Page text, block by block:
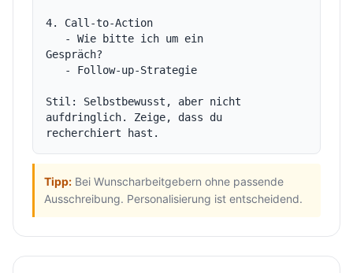
4. Call-to-Action
Gespräch?
Stil: Selbstbewusst, aber nicht
aufdringlich. Zeige, dass du
Tipp: Bei Wunscharbeitgebern ohne passende
Ausschreibung. Personalisierung ist entscheidend.